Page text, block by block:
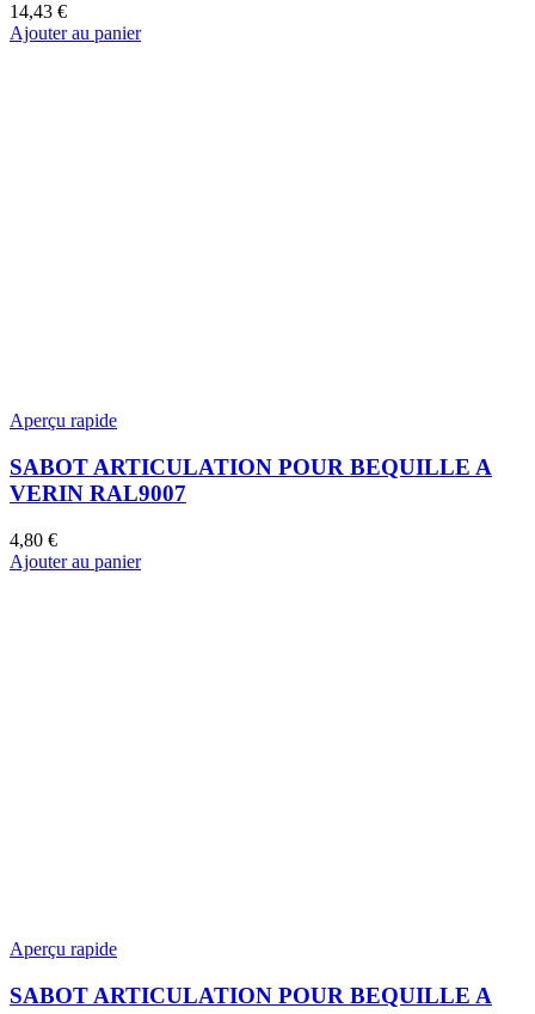
14,43 €
Ajouter au panier
Aperçu rapide
SABOT ARTICULATION POUR BEQUILLE A
VERIN RAL9007
4,80 €
Ajouter au panier
Aperçu rapide
SABOT ARTICULATION POUR BEQUILLE A